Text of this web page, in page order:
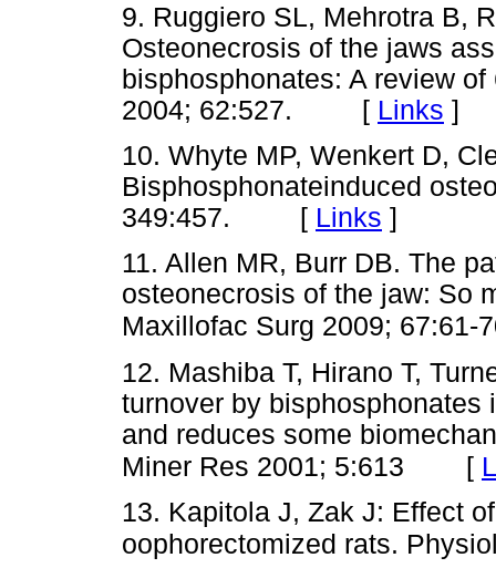
9. Ruggiero SL, Mehrotra B,
Osteonecrosis of the jaws
bisphosphonates: A review
2004; 62:527. [ Links ]
10. Whyte MP, Wenkert D,
Bisphosphonateinduced
349:457. [ Links ]
11. Allen MR, Burr DB. The
osteonecrosis of the jaw: So
Maxillofac Surg 2009; 67:61-
12. Mashiba T, Hirano T,
turnover by
and reduces some
Miner Res 2001; 5:613 [
13. Kapitola J, Zak J: Effect
oophorectomized rats.